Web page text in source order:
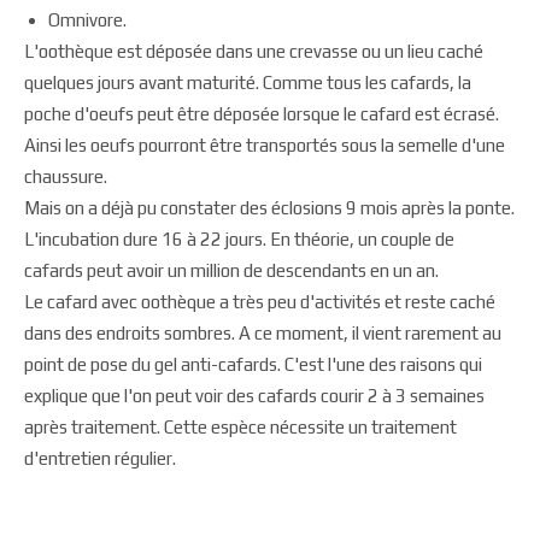
Omnivore.
L'oothèque est déposée dans une crevasse ou un lieu caché
quelques jours avant maturité. Comme tous les cafards, la
poche d'oeufs peut être déposée lorsque le cafard est écrasé.
Ainsi les oeufs pourront être transportés sous la semelle d'une
chaussure.
Mais on a déjà pu constater des éclosions 9 mois après la ponte.
L'incubation dure 16 à 22 jours. En théorie, un couple de
cafards peut avoir un million de descendants en un an.
Le cafard avec oothèque a très peu d'activités et reste caché
dans des endroits sombres. A ce moment, il vient rarement au
point de pose du gel anti-cafards. C'est l'une des raisons qui
explique que l'on peut voir des cafards courir 2 à 3 semaines
après traitement. Cette espèce nécessite un traitement
d'entretien régulier.